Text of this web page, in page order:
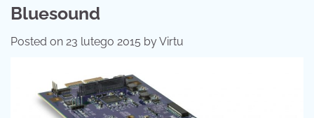
Bluesound
Posted on 23 lutego 2015 byVirtu